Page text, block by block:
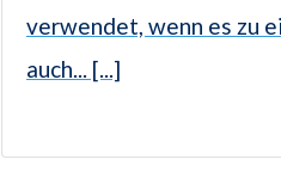
verwendet, wenn es zu
auch... [...]